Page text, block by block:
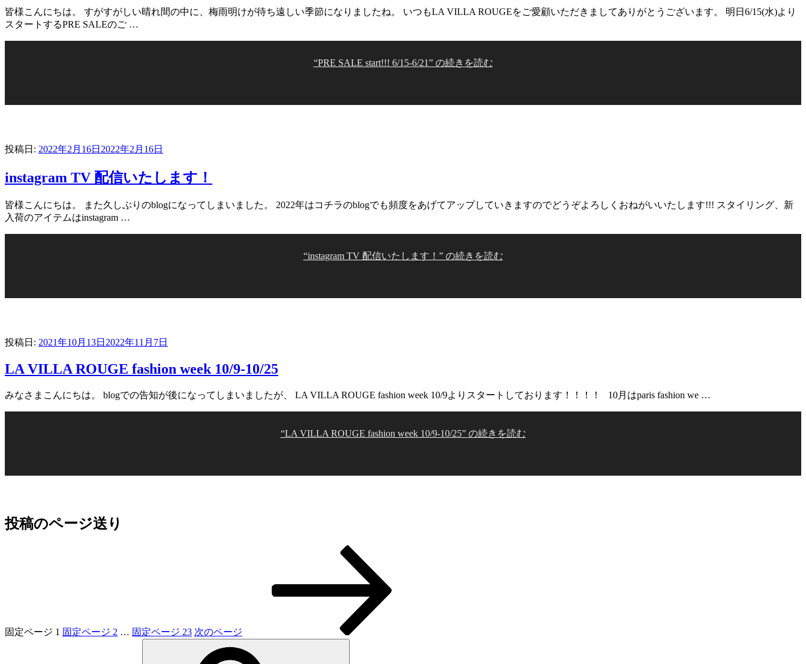
皆様こんにちは。 すがすがしい晴れ間の中に、梅雨明けが待ち遠しい季節になりましたね。 いつもLA VILLA ROUGEをご愛顧いただきましてありがとうございます。 明日6/15(水)より
スタートするPRE SALEのご …
“PRE SALE start!!! 6/15-6/21” の続きを読む
投稿日: 2022年2月16日 2022年2月16日
instagram TV 配信いたします！
皆様こんにちは。 また久しぶりのblogになってしまいました。 2022年はコチラのblogでも頻度をあげてアップしていきますのでどうぞよろしくおねがいいたします!!! スタイリング、新
入荷のアイテムはinstagram …
“instagram TV 配信いたします！” の続きを読む
投稿日: 2021年10月13日 2022年11月7日
LA VILLA ROUGE fashion week 10/9-10/25
みなさまこんにちは。 blogでの告知が後になってしまいましたが、 LA VILLA ROUGE fashion week 10/9よりスタートしております！！！！ 10月はparis fashion we …
“LA VILLA ROUGE fashion week 10/9-10/25” の続きを読む
投稿のページ送り
固定ページ 1 固定ページ 2 … 固定ページ 23 次のページ